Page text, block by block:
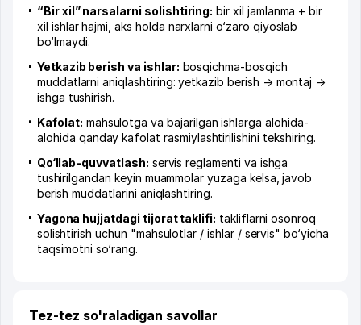
“Bir xil” narsalarni solishtiring: bir xil jamlanma + bir
xil ishlar hajmi, aks holda narxlarni o‘zaro qiyoslab
bo‘lmaydi.
Yetkazib berish va ishlar: bosqichma-bosqich
muddatlarni aniqlashtiring: yetkazib berish → montaj →
ishga tushirish.
Kafolat: mahsulotga va bajarilgan ishlarga alohida-
alohida qanday kafolat rasmiylashtirilishini tekshiring.
Qo‘llab-quvvatlash: servis reglamenti va ishga
tushirilgandan keyin muammolar yuzaga kelsa, javob
berish muddatlarini aniqlashtiring.
Yagona hujjatdagi tijorat taklifi: takliflarni osonroq
solishtirish uchun "mahsulotlar / ishlar / servis" bo‘yicha
taqsimotni so‘rang.
Tez-tez so'raladigan savollar